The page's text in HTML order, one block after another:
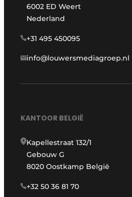
6002 ED Weert
Nederland
+31 495 450095
info@louwersmediagroep.nl
KANTOOR BELGIË
Kapellestraat 132/1
Gebouw G
8020 Oostkamp België
+32 50 36 81 70